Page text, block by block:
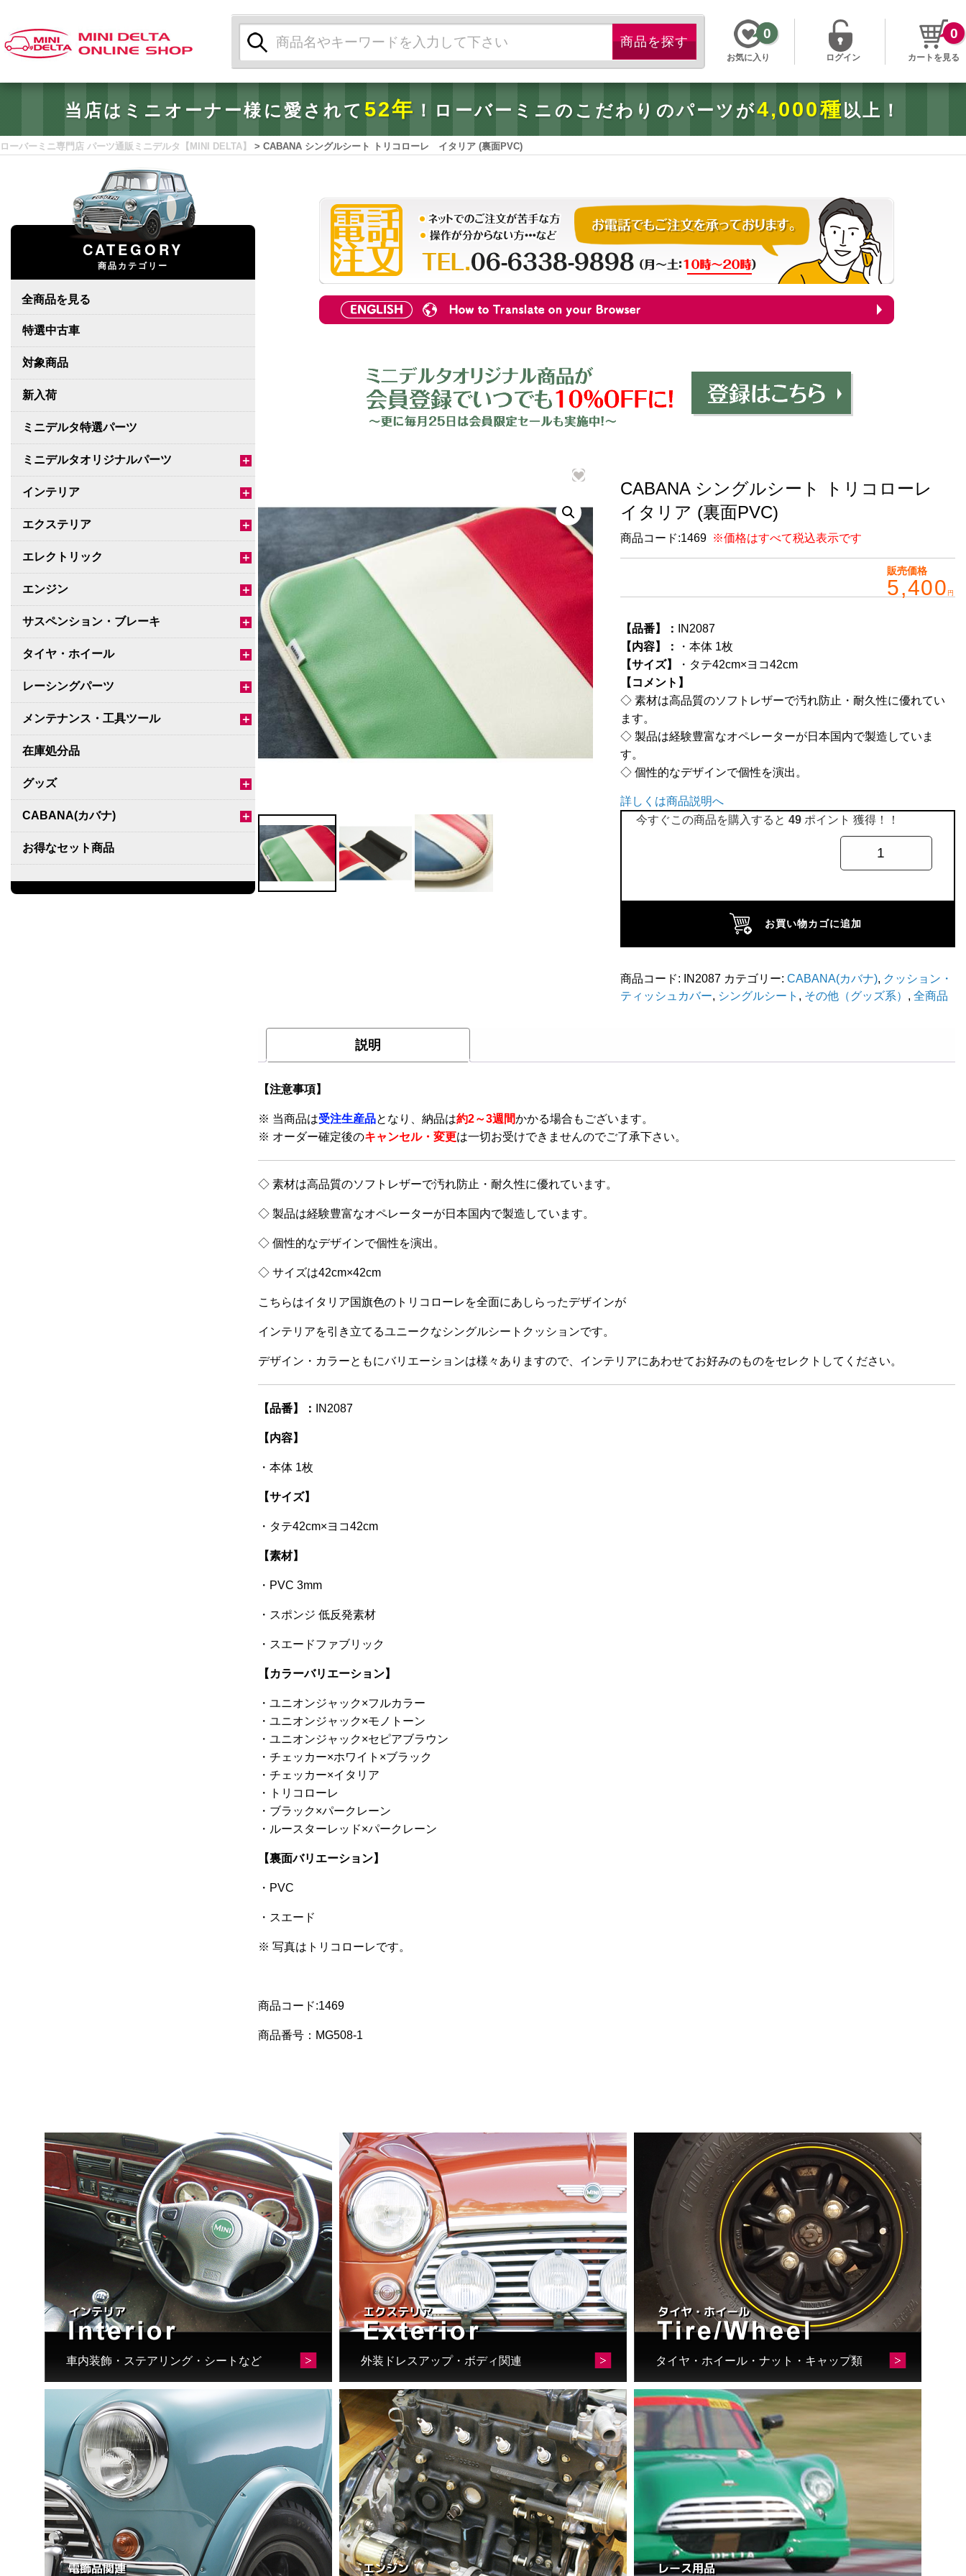
索:
お気に入り
0
ログイン カートを見る
0
当店はミニオーナー様に愛されて52年 ！ローバーミニのこだわりのパーツが4,000種 以上！
ローバーミニ専門店 パーツ通販ミニデルタ【MINI DELTA】 > CABANA シングルシート トリコローレ イタリア (裏面PVC)
CATEGORY
商品カテゴリー
全商品を見る
特選中古車
対象商品
新入荷
ミニデルタ特選パーツ
＋
ミニデルタオリジナルパーツ
＋
インテリア
＋
エクステリア
＋
エレクトリック
＋
エンジン
＋
サスペンション・ブレーキ
＋
タイヤ・ホイール
＋
レーシングパーツ
＋
メンテナンス・工具ツール
在庫処分品
＋
グッズ
＋
CABANA(カバナ)
お得なセット商品
チームマルヤマ
CABANA シングルシート トリコローレ
イタリア (裏面PVC)
商品コード:1469 ※価格はすべて税込表示です
販売価格
5,400 円
【品番】：
IN2087
【内容】：
・本体 1枚
【サイズ】
・タテ42cm×ヨコ42cm
【コメント】
◇ 素材は高品質のソフトレザーで汚れ防止・耐久性に優れてい
ます。
◇ 製品は経験豊富なオペレーターが日本国内で製造していま
す。
◇ 個性的なデザインで個性を演出。
詳しくは商品説明へ
今すぐこの商品を購入すると49 ポイント 獲得！！
シ
ト
ロ
イ
お買い物カゴに追加
商品コード: IN2087 カテゴリー:CABANA(カバナ), クッション・
ティッシュカバー, シングルシート , その他（グッズ系） ,全商品
説明
【注意事項】
※ 当商品は受注生産品となり、納品は約2～3週間かかる場合もございます。
※ オーダー確定後のキャンセル・変更は一切お受けできませんのでご了承下さい。
◇ 素材は高品質のソフトレザーで汚れ防止・耐久性に優れています。
◇ 製品は経験豊富なオペレーターが日本国内で製造しています。
◇ 個性的なデザインで個性を演出。
◇ サイズは42cm×42cm
こちらはイタリア国旗色のトリコローレを全面にあしらったデザインが
インテリアを引き立てるユニークなシングルシートクッションです。
デザイン・カラーともにバリエーションは様々ありますので、インテリアにあわせてお好みのものをセレクトしてください。
【品番】： IN2087
【内容】
・本体 1枚
【サイズ】
・タテ42cm×ヨコ42cm
【素材】
・PVC 3mm
・スポンジ 低反発素材
・スエードファブリック
【カラーバリエーション】
・ユニオンジャック×フルカラー
・ユニオンジャック×モノトーン
・ユニオンジャック×セピアブラウン
・チェッカー×ホワイト×ブラック
・チェッカー×イタリア
・トリコローレ
・ブラック×パークレーン
・ルースターレッド×パークレーン
【裏面バリエーション】
・PVC
・スエード
※ 写真はトリコローレです。
商品コード:1469
商品番号：MG508-1
車内装飾・ステアリング・シートなど 外装ドレスアップ・ボディ関連 タイヤ・ホイール・ナット・キャップ類